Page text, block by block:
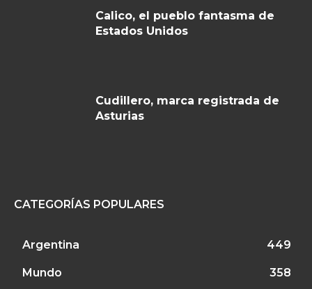
Calico, el pueblo fantasma de
Estados Unidos
Cudillero, marca registrada de
Asturias
CATEGORÍAS POPULARES
Argentina 449
Mundo 358